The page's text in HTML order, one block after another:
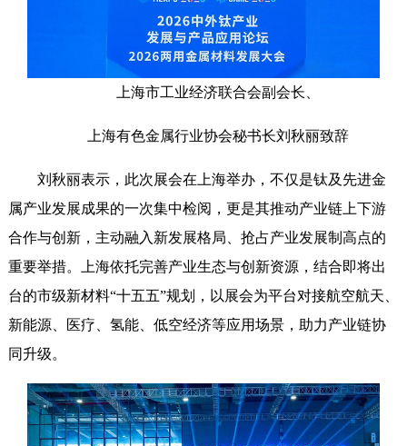
上海市工业经济联合会副会长、
上海有色金属行业协会秘书长刘秋丽致辞
刘秋丽表示，此次展会在上海举办，不仅是钛及先进金
属产业发展成果的一次集中检阅，更是其推动产业链上下游
合作与创新，主动融入新发展格局、抢占产业发展制高点的
重要举措。上海依托完善产业生态与创新资源，结合即将出
台的市级新材料“十五五”规划，以展会为平台对接航空航天、
新能源、医疗、氢能、低空经济等应用场景，助力产业链协
同升级。